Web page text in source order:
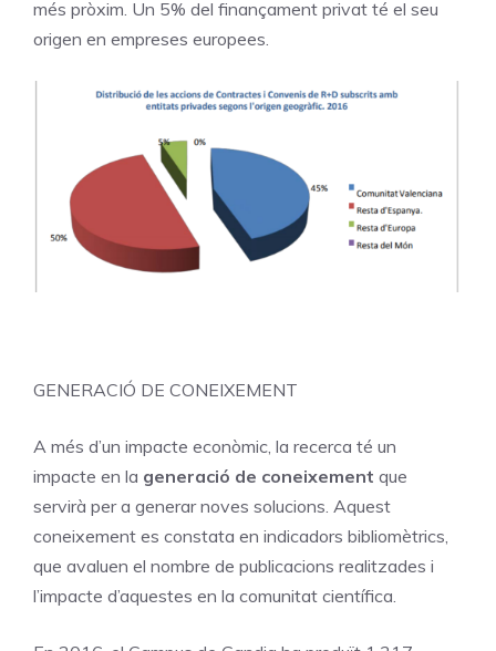
més pròxim. Un 5% del finançament privat té el seu
origen en empreses europees.
GENERACIÓ DE CONEIXEMENT
A més d’un impacte econòmic, la recerca té un
impacte en la generació de coneixement que
servirà per a generar noves solucions. Aquest
coneixement es constata en indicadors bibliomètrics,
que avaluen el nombre de publicacions realitzades i
l’impacte d’aquestes en la comunitat científica.